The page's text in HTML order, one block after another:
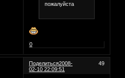
пожалуйста
0
Поделиться 49
2008-
02-10 22:09:51